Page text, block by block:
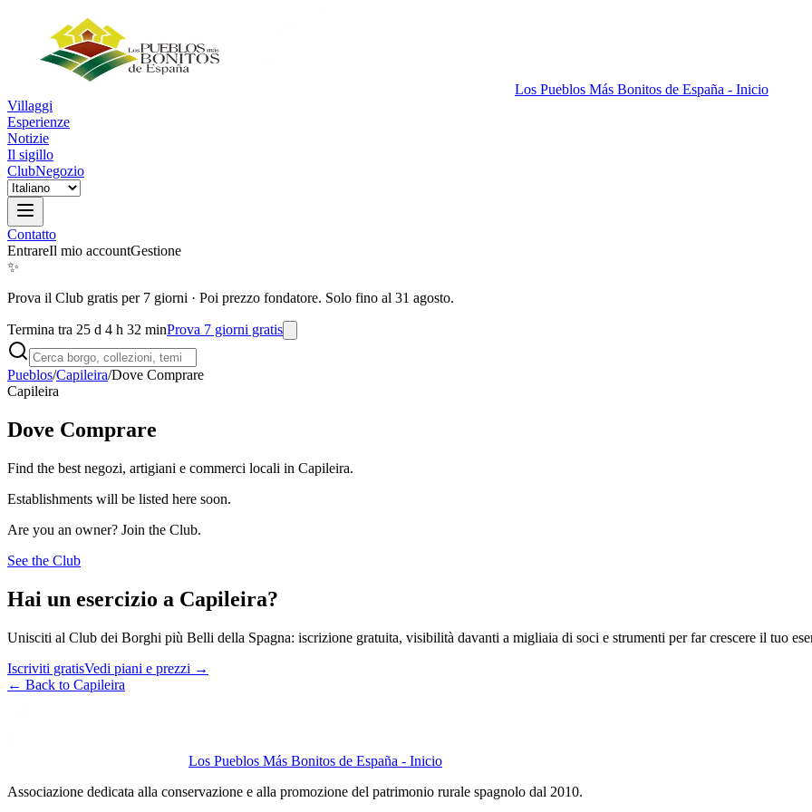
Los Pueblos Más Bonitos de España - Inicio
Villaggi
Esperienze
Notizie
Il sigillo
ClubNegozio
Contatto
EntrareIl mio accountGestione
✨
Prova il Club gratis per 7 giorni · Poi prezzo fondatore. Solo fino al 31 agosto.
Termina tra 25 d 4 h 32 minProva 7 giorni gratis
Pueblos/Capileira/Dove Comprare
Capileira
Dove Comprare
Find the best negozi, artigiani e commerci locali in Capileira.
Establishments will be listed here soon.
Are you an owner? Join the Club.
See the Club
Hai un esercizio a Capileira?
Unisciti al Club dei Borghi più Belli della Spagna: iscrizione gratuita, visibilità davanti a migliaia di soci e strumenti per far crescere il tuo
Iscriviti gratisVedi piani e prezzi →
← Back to Capileira
Los Pueblos Más Bonitos de España - Inicio
Associazione dedicata alla conservazione e alla promozione del patrimonio rurale spagnolo dal 2010.